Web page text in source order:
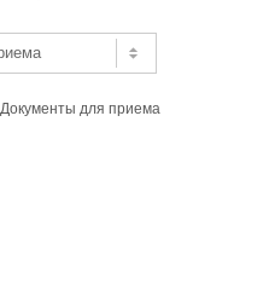
Документы для приема